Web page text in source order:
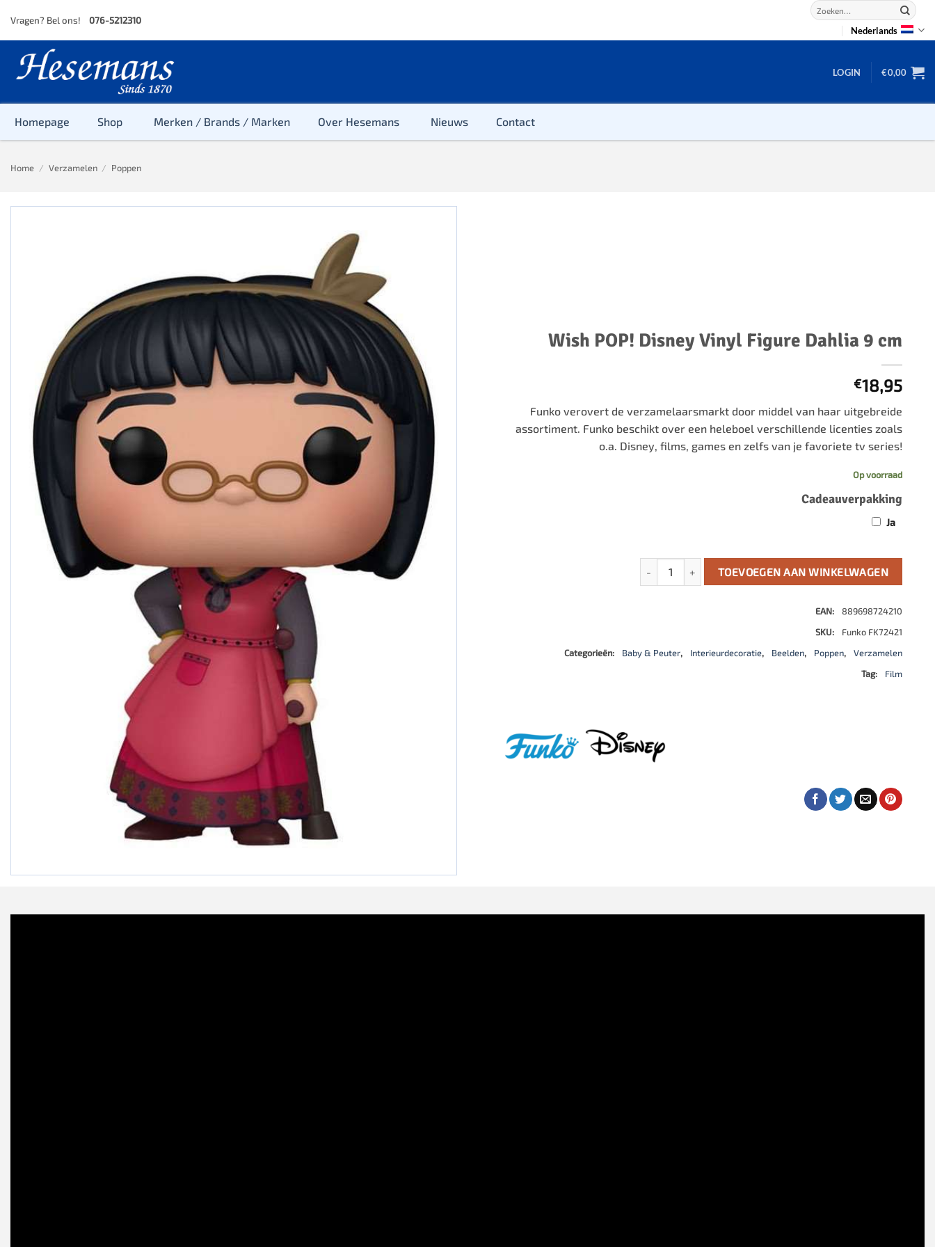
content
Vragen? Bel ons! 076-5212310
Zoeken
naar:
Nederlands
LOGIN €0,00
Homepage Shop
Baby & Peuter
Baby, Peuter & Kleuter
Peuter & Kleuter
500 stukjes XL
1500 stukjes
2000 stukjes
Schaken
schaakklok
schaakstukken
Merken / Brands / Marken Over Hesemans Nieuws Contact
Home / Verzamelen / Poppen
Wish POP! Disney Vinyl Figure Dahlia 9 cm
€18,95
Funko verovert de verzamelaarsmarkt door middel van haar uitgebreide
assortiment. Funko beschikt over een heleboel verschillende licenties zoals
o.a. Disney, films, games en zelfs van je favoriete tv series!
Op voorraad
Cadeauverpakking
Ja
Wish POP! Disney Vinyl Figure Dahlia 9 cm aantal
TOEVOEGEN AAN WINKELWAGEN
EAN:
889698724210
SKU:
Funko FK72421
Categorieën:
Baby & Peuter, Interieurdecoratie, Beelden, Poppen,
Verzamelen
Tag:
Film